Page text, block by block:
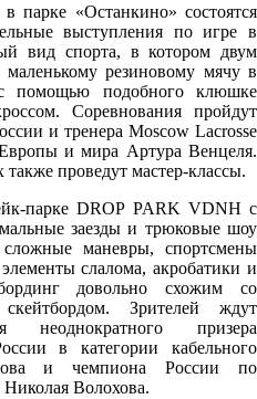
парке «Останкино» состоятся
выступления по игре в
вид спорта, в котором двум
резиновому мячу в
помощью подобного клюшке
Соревнования пройдут
и тренера Moscow Lacrosse
и мира Артура Венцеля.
проведут мастер-классы.
парке DROP PARK VDNH с
заезды и трюковые шоу
маневры, спортсмены
слалома, акробатики и
довольно схожим со
Зрителей ждут
неоднократного призера
в категории кабельного
и чемпиона России по
Волохова.